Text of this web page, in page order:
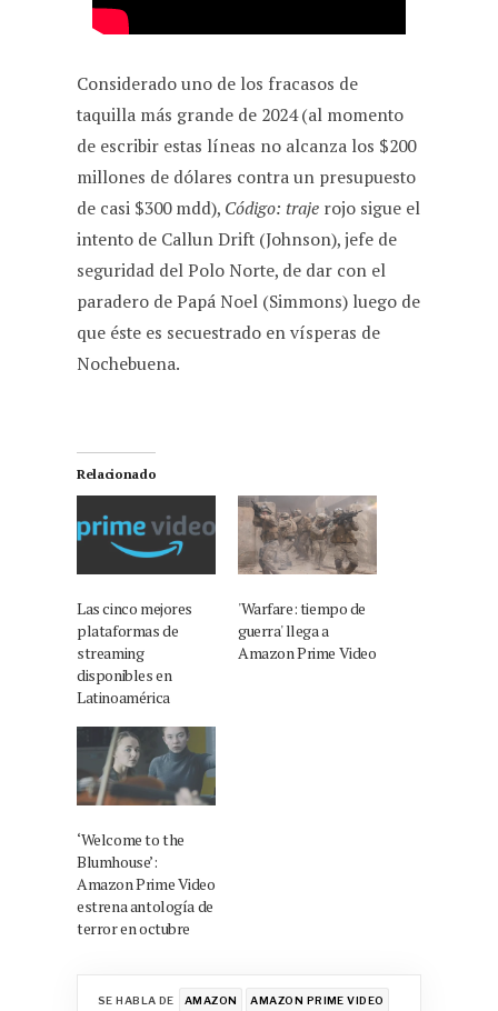
Considerado uno de los fracasos de
taquilla más grande de 2024 (al momento
de escribir estas líneas no alcanza los $200
millones de dólares contra un presupuesto
de casi $300 mdd), Código: traje rojo sigue el
intento de Callun Drift (Johnson), jefe de
seguridad del Polo Norte, de dar con el
paradero de Papá Noel (Simmons) luego de
que éste es secuestrado en vísperas de
Nochebuena.
Relacionado
Las cinco mejores
plataformas de
streaming
disponibles en
Latinoamérica
'Warfare: tiempo de
guerra' llega a
Amazon Prime Video
‘Welcome to the
Blumhouse’:
Amazon Prime Video
estrena antología de
terror en octubre
SE HABLA DE AMAZON AMAZON PRIME VIDEO